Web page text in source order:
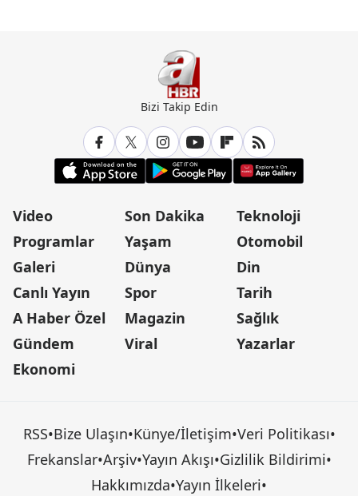
Bizi Takip Edin
Video
Programlar
Galeri
Canlı Yayın
A Haber Özel
Gündem
Ekonomi
Son Dakika
Yaşam
Dünya
Spor
Magazin
Viral
Teknoloji
Otomobil
Din
Tarih
Sağlık
Yazarlar
RSS•Bize Ulaşın•Künye/İletişim•Veri Politikası•
Frekanslar•Arşiv•Yayın Akışı•Gizlilik Bildirimi•
Hakkımızda•Yayın İlkeleri•